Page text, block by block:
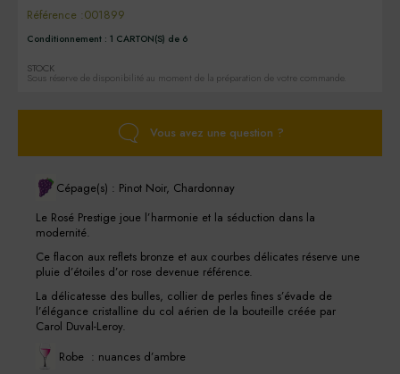
Cépage(s) : Pinot Noir, Chardonnay
Le Rosé Prestige joue l’harmonie et la séduction dans la
modernité.
Ce flacon aux reflets bronze et aux courbes délicates réserve une
pluie d’étoiles d’or rose devenue référence.
La délicatesse des bulles, collier de perles fines s’évade de
l’élégance cristalline du col aérien de la bouteille créée par
Carol Duval-Leroy.
Robe : nuances d’ambre
Référence :001899
Conditionnement : 1 CARTON(S) de 6
STOCK
Sous réserve de disponibilité au moment de la préparation de votre commande.
Vous avez une question ?